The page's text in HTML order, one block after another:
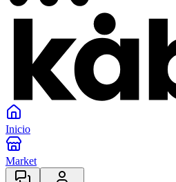
Inicio
Market